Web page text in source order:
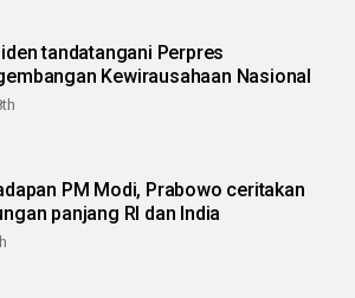
tandatangani Perpres
Kewirausahaan Nasional
PM Modi, Prabowo ceritakan
panjang RI dan India